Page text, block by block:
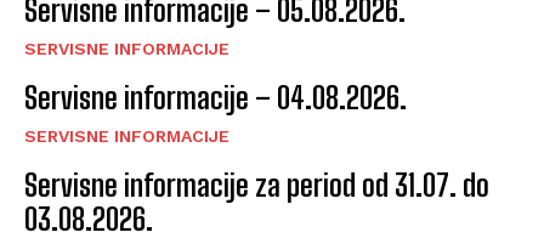
Servisne informacije – 05.08.2026.
SERVISNE INFORMACIJE
Servisne informacije – 04.08.2026.
SERVISNE INFORMACIJE
Servisne informacije za period od 31.07. do
03.08.2026.